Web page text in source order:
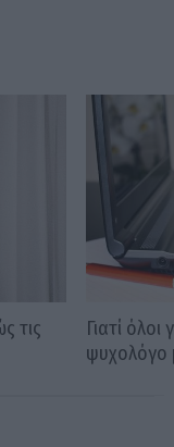
τις
Γιατί
ψυχολόγο